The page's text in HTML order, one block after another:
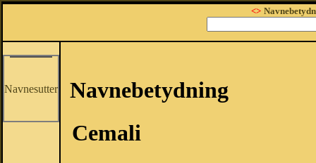
<>
Navnesutter
Navnebetydning
Cemali